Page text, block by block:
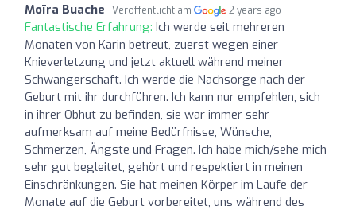
Moïra Buache Veröffentlicht am 2 years ago
Fantastische Erfahrung: Ich werde seit mehreren
Monaten von Karin betreut, zuerst wegen einer
Knieverletzung und jetzt aktuell während meiner
Schwangerschaft. Ich werde die Nachsorge nach der
Geburt mit ihr durchführen. Ich kann nur empfehlen, sich
in ihrer Obhut zu befinden, sie war immer sehr
aufmerksam auf meine Bedürfnisse, Wünsche,
Schmerzen, Ängste und Fragen. Ich habe mich/sehe mich
sehr gut begleitet, gehört und respektiert in meinen
Einschränkungen. Sie hat meinen Körper im Laufe der
Monate auf die Geburt vorbereitet, uns während des